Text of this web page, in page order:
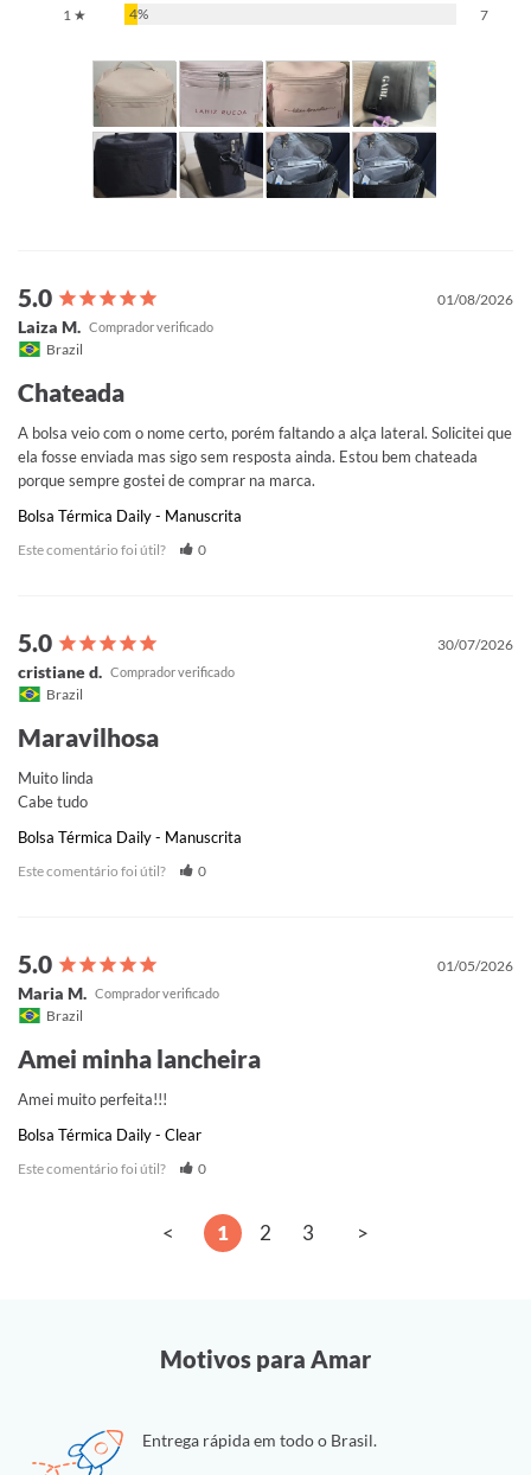
1 ★
4% 7
01/08/2026
Laiza M.
Brazil
Chateada
A bolsa veio com o nome certo, porém faltando a alça lateral. Solicitei que
ela fosse enviada mas sigo sem resposta ainda. Estou bem chateada
porque sempre gostei de comprar na marca.
Bolsa Térmica Daily - Manuscrita
Este comentário foi útil? 0
30/07/2026
cristiane d.
Brazil
Maravilhosa
Muito linda
Cabe tudo
Bolsa Térmica Daily - Manuscrita
Este comentário foi útil? 0
01/05/2026
Maria M.
Brazil
Amei minha lancheira
Amei muito perfeita!!!
Bolsa Térmica Daily - Clear
Este comentário foi útil? 0
< 1 2 3 >
Motivos para Amar
Entrega rápida em todo o Brasil.